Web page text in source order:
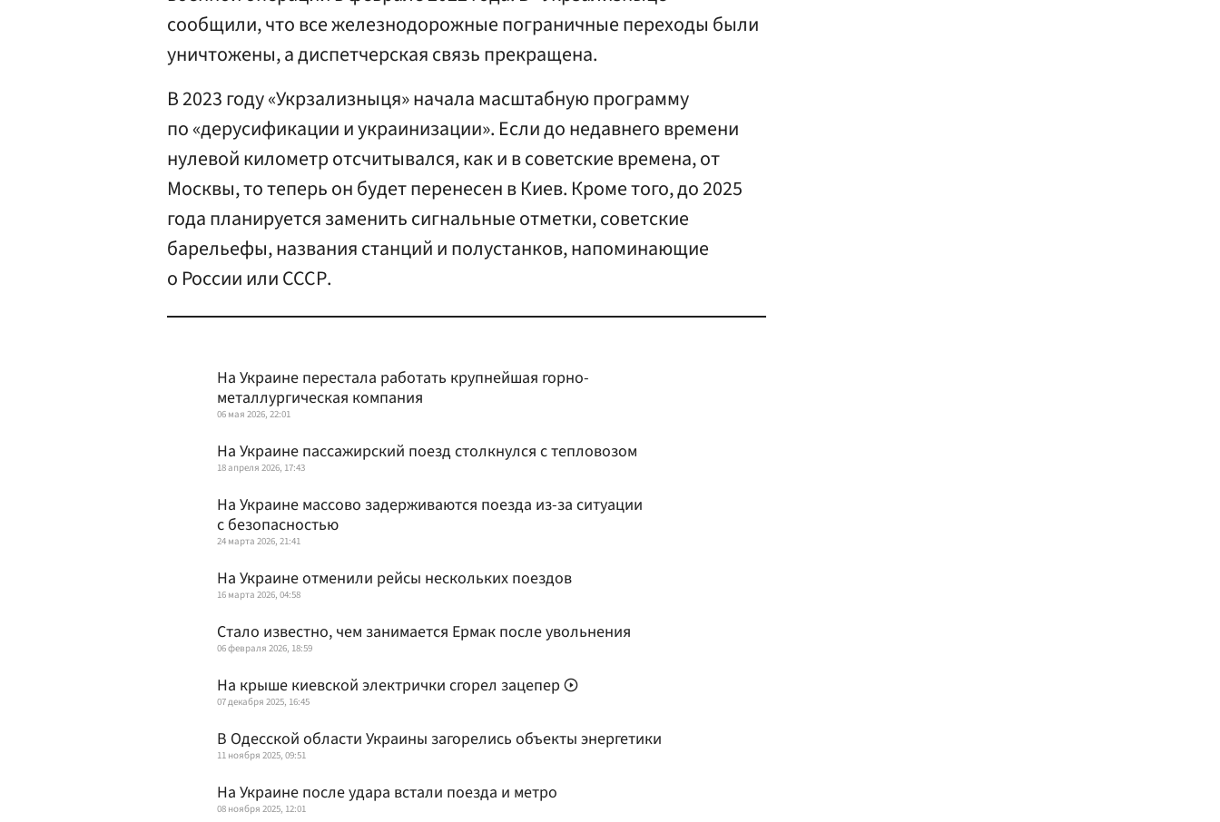
сообщили, что все железнодорожные пограничные переходы были
уничтожены, а диспетчерская связь прекращена.
В 2023 году «Укрзализныця» начала масштабную программу
по «дерусификации и украинизации». Если до недавнего времени
нулевой километр отсчитывался, как и в советские времена, от
Москвы, то теперь он будет перенесен в Киев. Кроме того, до 2025
года планируется заменить сигнальные отметки, советские
барельефы, названия станций и полустанков, напоминающие
о России или СССР.
На Украине перестала работать крупнейшая горно-
металлургическая компания
06 мая 2026, 22:01
На Украине пассажирский поезд столкнулся с тепловозом
18 апреля 2026, 17:43
На Украине массово задерживаются поезда из-за ситуации
с безопасностью
24 марта 2026, 21:41
На Украине отменили рейсы нескольких поездов
16 марта 2026, 04:58
Стало известно, чем занимается Ермак после увольнения
06 февраля 2026, 18:59
На крыше киевской электрички сгорел зацепер
07 декабря 2025, 16:45
В Одесской области Украины загорелись объекты энергетики
11 ноября 2025, 09:51
На Украине после удара встали поезда и метро
08 ноября 2025, 12:01